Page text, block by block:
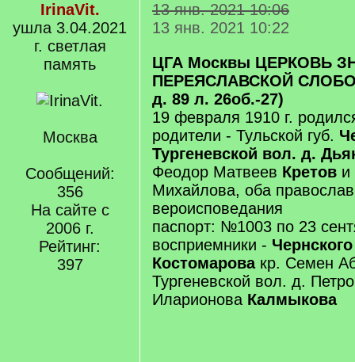
IrinaVit.
ушла 3.04.2021
г. светлая
память
Москва
Сообщений:
356
На сайте с
2006 г.
Рейтинг:
397
13 янв. 2021 10:06
13 янв. 2021 10:22
ЦГА Москвы ЦЕРКОВЬ
ПЕРЕЯСЛАВСКОЙ
д. 89 л. 26об.-27)
19 февраля 1910 г.
родители - Тульской губ.
Тургеневской вол. д.
Феодор Матвеев Кретов и
Михайлова, оба
вероисповедания
паспорт: №1003 по 23
восприемники -
Костомаровакр. Семен
Тургеневской вол. д.
Иларионова Калмыкова